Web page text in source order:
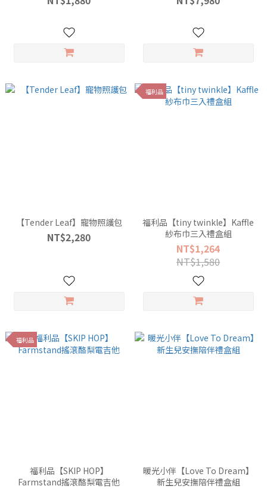
【Tender Leaf】寵物照護包
NT$2,280
福利品
福利品【tiny twinkle】Kaffle
紗布巾三入禮盒組
NT$1,264
NT$1,580
福利品
福利品【SKIP HOP】
Farmstand搖滾酪梨電吉他
暖光小伴【Love To Dream】
新生兒安撫陪伴禮盒組